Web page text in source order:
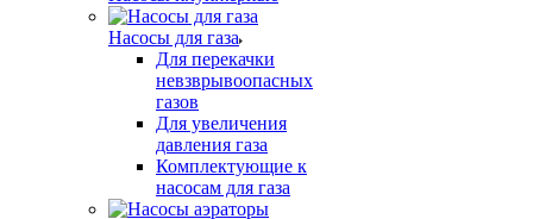
Насосы для газа
Для перекачки
невзврывоопасных
газов
Для увеличения
давления газа
Комплектующие к
насосам для газа